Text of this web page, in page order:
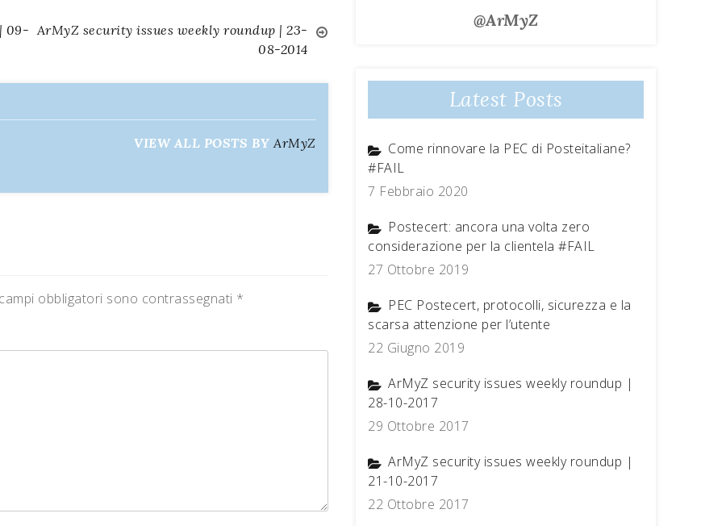
09- ArMyZ security issues weekly roundup | 23-
08-2014
VIEW ALL POSTS BYArMyZ
obbligatori sono contrassegnati *
@ArMyZ
Latest Posts
Come rinnovare la PEC di Posteitaliane?
#FAIL
7 Febbraio 2020
Postecert: ancora una volta zero
considerazione per la clientela #FAIL
27 Ottobre 2019
PEC Postecert, protocolli, sicurezza e la
scarsa attenzione per l’utente
22 Giugno 2019
ArMyZ security issues weekly roundup |
28-10-2017
29 Ottobre 2017
ArMyZ security issues weekly roundup |
21-10-2017
22 Ottobre 2017